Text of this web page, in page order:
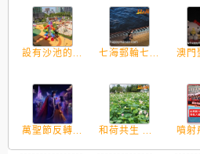
設有沙池的... 七海郵輪七... 澳門
萬聖節反轉... 和荷共生 ... 噴射